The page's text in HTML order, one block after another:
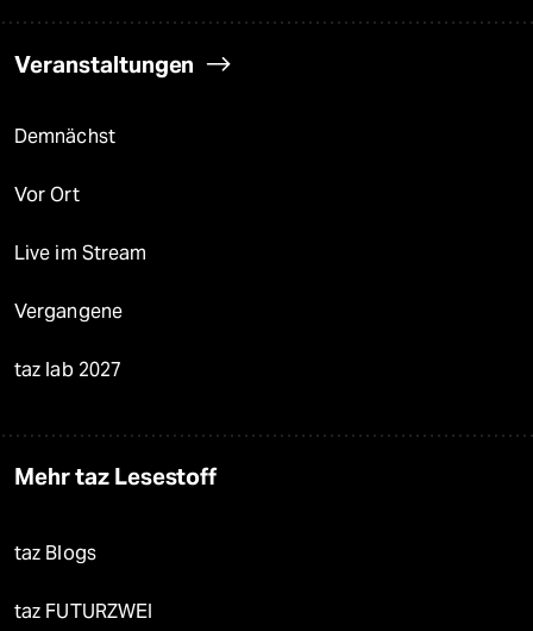
Veranstaltungen
Demnächst
Vor Ort
Live im Stream
Vergangene
taz lab 2027
Mehr taz Lesestoff
taz Blogs
taz FUTURZWEI